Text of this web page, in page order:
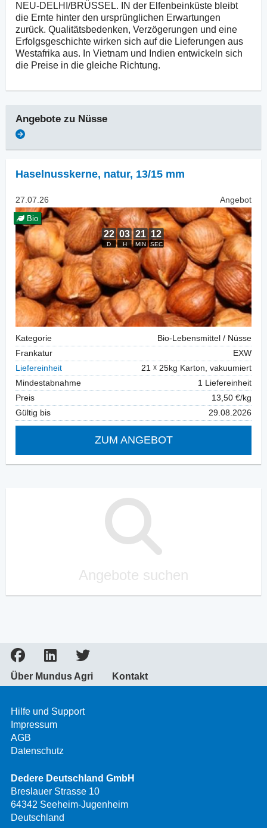
NEU-DELHI/BRÜSSEL. IN der Elfenbeinküste bleibt
die Ernte hinter den ursprünglichen Erwartungen
zurück. Qualitätsbedenken, Verzögerungen und eine
Erfolgsgeschichte wirken sich auf die Lieferungen aus
Westafrika aus. In Vietnam und Indien entwickeln sich
die Preise in die gleiche Richtung.
Angebote zu Nüsse
Haselnusskerne, natur, 13/15 mm
27.07.26 Angebot
Bio
Kategorie
Bio-Lebensmittel / Nüsse
Frankatur
EXW
Liefereinheit
21
25kg Karton, vakuumiert
Mindestabnahme
1 Liefereinheit
Preis
13,50 €/kg
Gültig bis
29.08.2026
ZUM ANGEBOT
Angebote suchen
Über Mundus Agri Kontakt
Hilfe und Support
Impressum
AGB
Datenschutz
Dedere Deutschland GmbH
Breslauer Strasse 10
64342 Seeheim-Jugenheim
Deutschland